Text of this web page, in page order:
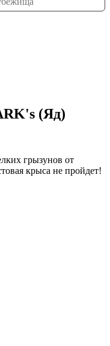
(Яд)
грызунов от
крыса не пройдет!